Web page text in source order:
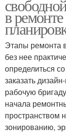
в
Этапы ремонта
без нее
определиться
заказать
рабочую
начала
пространством
зонированию,